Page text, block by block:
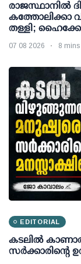
രാജസ്ഥാനിൽ
കത്തോലിക്കാ
തള്ളി;
07 08 2026 8 mins
EDITORIAL
കടലിൽ
സർക്കാരിന്റെ